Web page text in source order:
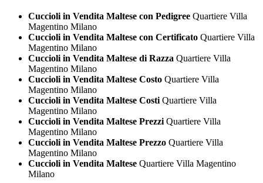
Cuccioli in Vendita Maltese con Pedigree Quartiere Villa
Magentino Milano
Cuccioli in Vendita Maltese con Certificato Quartiere Villa
Magentino Milano
Cuccioli in Vendita Maltese di Razza Quartiere Villa
Magentino Milano
Cuccioli in Vendita Maltese Costo Quartiere Villa
Magentino Milano
Cuccioli in Vendita Maltese Costi Quartiere Villa
Magentino Milano
Cuccioli in Vendita Maltese Prezzi Quartiere Villa
Magentino Milano
Cuccioli in Vendita Maltese Prezzo Quartiere Villa
Magentino Milano
Cuccioli in Vendita Maltese Quartiere Villa Magentino
Milano